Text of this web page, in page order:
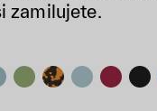
zamilujete.